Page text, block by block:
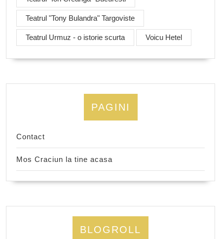
Teatrul "Tony Bulandra" Targoviste
Teatrul Urmuz - o istorie scurta Voicu Hetel
PAGINI
Contact
Mos Craciun la tine acasa
BLOGROLL